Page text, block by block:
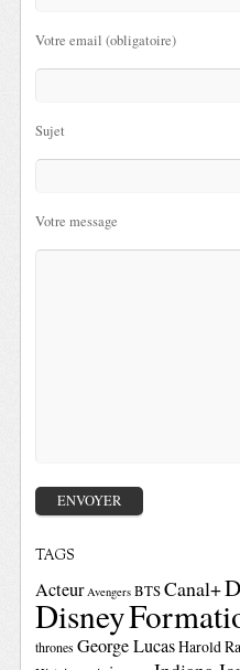
Votre email (obligatoire)
Sujet
Votre message
TAGS
Acteur Avengers BTSCanal+
Disney
thrones George LucasHarold